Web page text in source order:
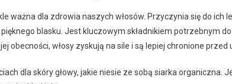
ważna dla zdrowia naszych włosów. Przyczynia się do ich
blasku. Jest kluczowym składnikiem potrzebnym
obecności, włosy zyskują na sile i są lepiej chronione przed
dla skóry głowy, jakie niesie ze sobą siarka organiczna.